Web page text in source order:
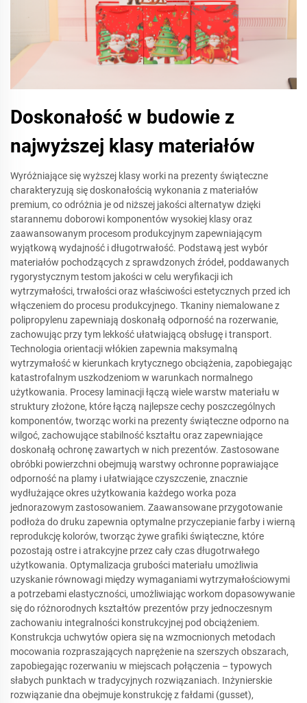
Doskonałość w budowie z
najwyższej klasy materiałów
Wyróżniające się wyższej klasy worki na prezenty świąteczne
charakteryzują się doskonałością wykonania z materiałów
premium, co odróżnia je od niższej jakości alternatyw dzięki
starannemu doborowi komponentów wysokiej klasy oraz
zaawansowanym procesom produkcyjnym zapewniającym
wyjątkową wydajność i długotrwałość. Podstawą jest wybór
materiałów pochodzących z sprawdzonych źródeł, poddawanych
rygorystycznym testom jakości w celu weryfikacji ich
wytrzymałości, trwałości oraz właściwości estetycznych przed ich
włączeniem do procesu produkcyjnego. Tkaniny niemalowane z
polipropylenu zapewniają doskonałą odporność na rozerwanie,
zachowując przy tym lekkość ułatwiającą obsługę i transport.
Technologia orientacji włókien zapewnia maksymalną
wytrzymałość w kierunkach krytycznego obciążenia, zapobiegając
katastrofalnym uszkodzeniom w warunkach normalnego
użytkowania. Procesy laminacji łączą wiele warstw materiału w
struktury złożone, które łączą najlepsze cechy poszczególnych
komponentów, tworząc worki na prezenty świąteczne odporno na
wilgoć, zachowujące stabilność kształtu oraz zapewniające
doskonałą ochronę zawartych w nich prezentów. Zastosowane
obróbki powierzchni obejmują warstwy ochronne poprawiające
odporność na plamy i ułatwiające czyszczenie, znacznie
wydłużające okres użytkowania każdego worka poza
jednorazowym zastosowaniem. Zaawansowane przygotowanie
podłoża do druku zapewnia optymalne przyczepianie farby i wierną
reprodukcję kolorów, tworząc żywe grafiki świąteczne, które
pozostają ostre i atrakcyjne przez cały czas długotrwałego
użytkowania. Optymalizacja grubości materiału umożliwia
uzyskanie równowagi między wymaganiami wytrzymałościowymi
a potrzebami elastyczności, umożliwiając workom dopasowywanie
się do różnorodnych kształtów prezentów przy jednoczesnym
zachowaniu integralności konstrukcyjnej pod obciążeniem.
Konstrukcja uchwytów opiera się na wzmocnionych metodach
mocowania rozpraszających naprężenie na szerszych obszarach,
zapobiegając rozerwaniu w miejscach połączenia – typowych
słabych punktach w tradycyjnych rozwiązaniach. Inżynierskie
rozwiązanie dna obejmuje konstrukcję z fałdami (gusset),